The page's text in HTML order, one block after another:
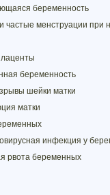
беременность
частые менструации при
беременность
шейки матки
матки
инфекция у
рвота беременных